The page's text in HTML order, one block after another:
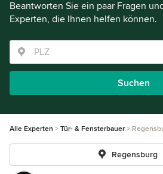
Beantworten Sie ein paar Fragen
Experten, die Ihnen helfen können.
Suchen
Alle Experten Tür- & Fensterbauer
Regensburg